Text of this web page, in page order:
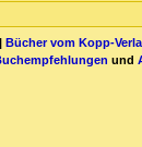
Bücher vom Kopp-
und